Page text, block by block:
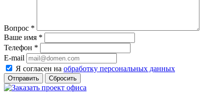
Вопрос *
Ваше имя *
Телефон *
E-mail
Я согласен на обработку персональных данных
Сбросить